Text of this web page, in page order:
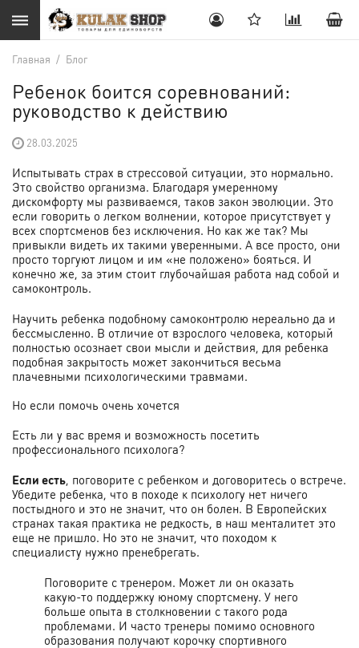
Главная / Блог
Ребенок боится соревнований:
руководство к действию
28.03.2025
Испытывать страх в стрессовой ситуации, это нормально.
Это свойство организма. Благодаря умеренному
дискомфорту мы развиваемся, таков закон эволюции. Это
если говорить о легком волнении, которое присутствует у
всех спортсменов без исключения. Но как же так? Мы
привыкли видеть их такими уверенными. А все просто, они
просто торгуют лицом и им «не положено» бояться. И
конечно же, за этим стоит глубочайшая работа над собой и
самоконтроль.
Научить ребенка подобному самоконтролю нереально да и
бессмысленно. В отличие от взрослого человека, который
полностью осознает свои мысли и действия, для ребенка
подобная закрытость может закончиться весьма
плачевными психологическими травмами.
Но если помочь очень хочется
Есть ли у вас время и возможность посетить
профессионального психолога?
Если есть, поговорите с ребенком и договоритесь о встрече.
Убедите ребенка, что в походе к психологу нет ничего
постыдного и это не значит, что он болен. В Европейских
странах такая практика не редкость, в наш менталитет это
еще не пришло. Но это не значит, что походом к
специалисту нужно пренебрегать.
Поговорите с тренером. Может ли он оказать
какую-то поддержку юному спортсмену. У него
больше опыта в столкновении с такого рода
проблемами. И часто тренеры помимо основного
образования получают корочку спортивного